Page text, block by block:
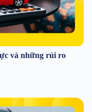
và những rủi ro